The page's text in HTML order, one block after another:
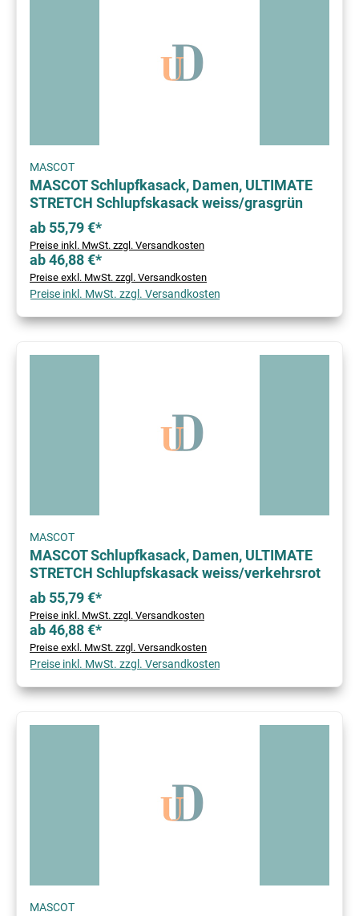
MASCOT
MASCOT Schlupfkasack, Damen, ULTIMATE
STRETCH Schlupfskasack weiss/grasgrün
ab 55,79 €*
Preise inkl. MwSt. zzgl. Versandkosten
ab 46,88 €*
Preise exkl. MwSt. zzgl. Versandkosten
Preise inkl. MwSt. zzgl. Versandkosten
MASCOT
MASCOT Schlupfkasack, Damen, ULTIMATE
STRETCH Schlupfskasack weiss/verkehrsrot
ab 55,79 €*
Preise inkl. MwSt. zzgl. Versandkosten
ab 46,88 €*
Preise exkl. MwSt. zzgl. Versandkosten
Preise inkl. MwSt. zzgl. Versandkosten
MASCOT